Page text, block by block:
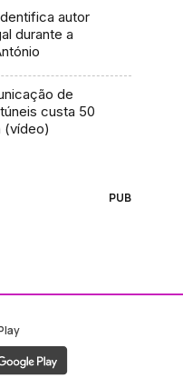
autor
durante a
de
custa 50
(vídeo)
PUB